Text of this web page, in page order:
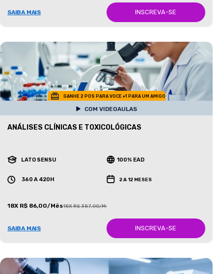
SAIBA MAIS INSCREVA-SE
GANHE 2 POS PARA VOCE +1 PARA UM AMIGO
COM VIDEOAULAS
ANÁLISES CLÍNICAS E TOXICOLÓGICAS
LATO SENSU 100% EAD
360 A 420H 2 A 12 MESES
18X R$ 86,00/Mês18X R$ 387,00/Mês
SAIBA MAIS INSCREVA-SE